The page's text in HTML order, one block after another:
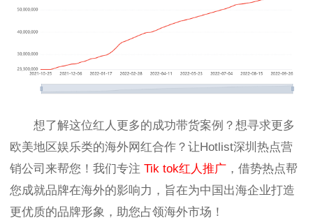
想了解这位红人更多的成功带货案例？想寻求更多
欧美地区娱乐类的海外网红合作？让 Hotlist深圳热点营
销公司来帮您！我们专注 Tik tok红人推广 ，借势热点帮
您成就品牌在海外的影响力，旨在为中国出海企业打造
更优质的品牌形象，助您占领海外市场！